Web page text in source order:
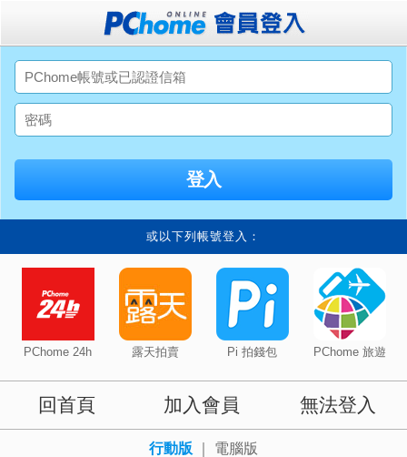
或以下列帳號登入：
PChome 24h 露天拍賣 Pi 拍錢包 PChome 旅遊
回首頁 加入會員 無法登入
行動版 電腦版